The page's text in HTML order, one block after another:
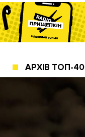
АРХІВ ТОП-40